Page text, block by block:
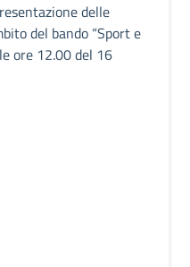
delle
del bando “Sport e
ore 12.00 del 16